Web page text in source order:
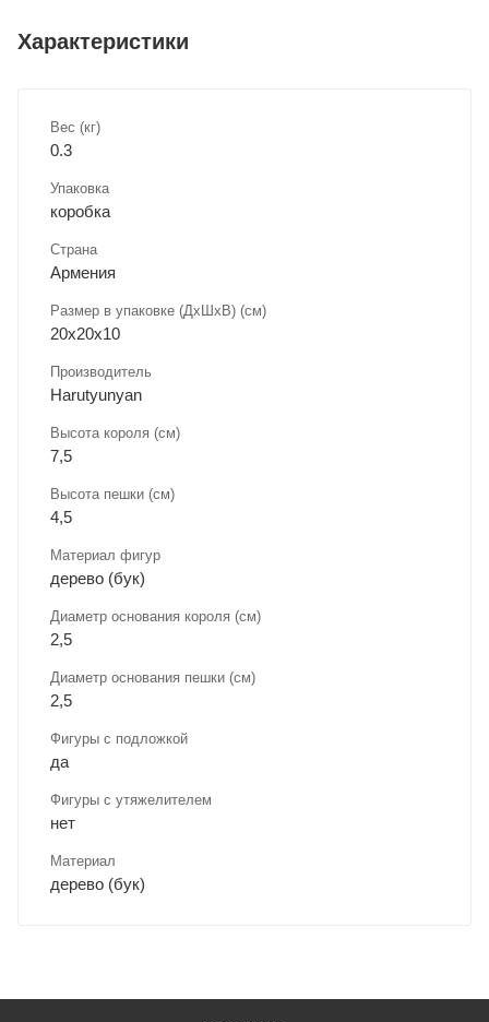
Характеристики
Вес (кг)
0.3
Упаковка
коробка
Страна
Армения
Размер в упаковке (ДхШxВ) (см)
20х20х10
Производитель
Harutyunyan
Высота короля (см)
7,5
Высота пешки (см)
4,5
Материал фигур
дерево (бук)
Диаметр основания короля (см)
2,5
Диаметр основания пешки (см)
2,5
Фигуры с подложкой
да
Фигуры с утяжелителем
нет
Материал
дерево (бук)